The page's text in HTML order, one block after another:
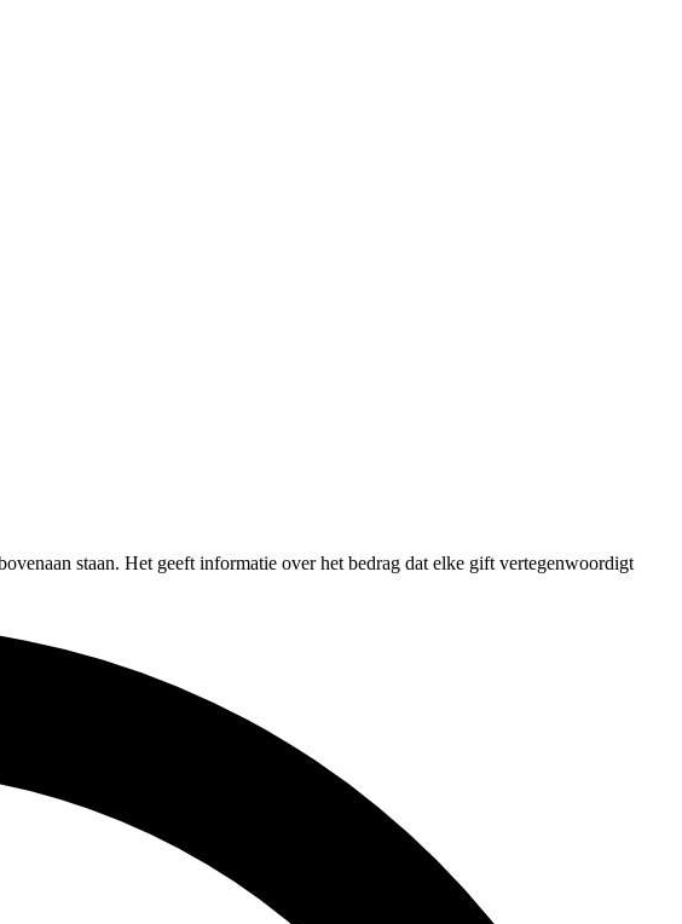
staan. Het geeft informatie over het bedrag dat elke gift vertegenwoordigt